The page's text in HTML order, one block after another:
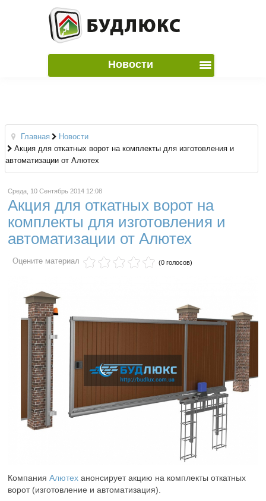
Новости
Главная
Новости
Акция для откатных ворот на комплекты для изготовления и
автоматизации от Алютех
Среда, 10 Сентябрь 2014 12:08
Акция для откатных ворот на
комплекты для изготовления и
автоматизации от Алютех
Оцените материал (0 голосов)
Компания Алютех анонсирует акцию на комплекты откатных
ворот (изготовление и автоматизация).